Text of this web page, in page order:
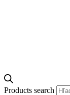
Products search